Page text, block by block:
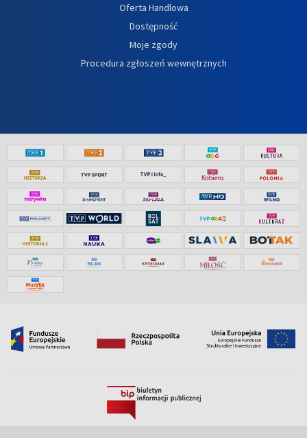
Oferta Handlowa
Dostępność
Moje zgody
Procedura zgłoszeń wewnętrznych